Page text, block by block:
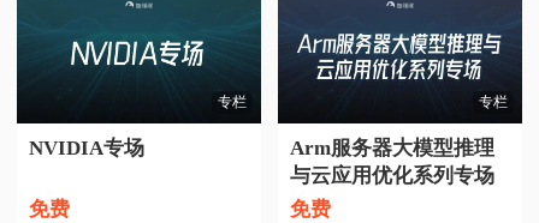
专栏
NVIDIA专场
免费
专栏
Arm服务器大模型推理
与云应用优化系列专场
免费